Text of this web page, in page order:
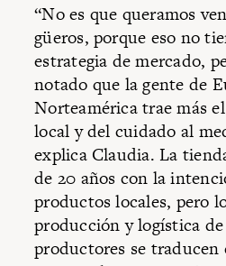
“No es que queramos
güeros, porque eso no
estrategia de mercado,
notado que la gente de
Norteamérica trae más
local y del cuidado al
explica Claudia. La
de 20 años con la
productos locales, pero
producción y logística
productores se traducen